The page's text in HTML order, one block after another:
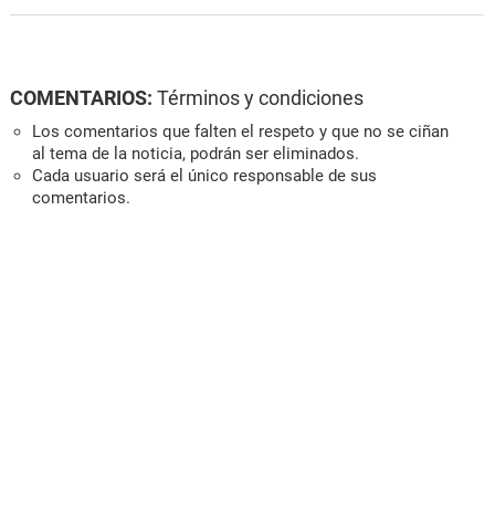
COMENTARIOS: Términos y condiciones
Los comentarios que falten el respeto y que no se ciñan
al tema de la noticia, podrán ser eliminados.
Cada usuario será el único responsable de sus
comentarios.